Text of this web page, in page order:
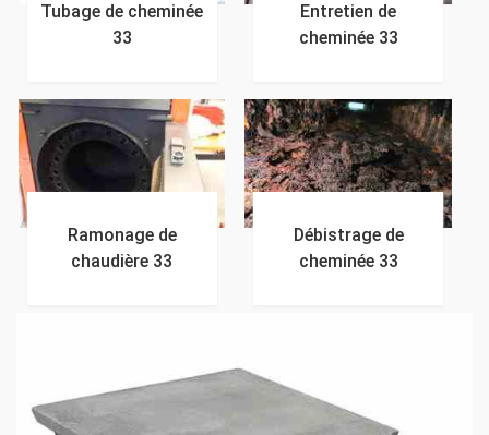
Tubage de cheminée
33
Entretien de
cheminée 33
Ramonage de
chaudière 33
Débistrage de
cheminée 33